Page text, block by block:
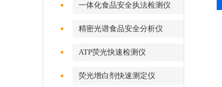
一体化食品安全执法检测仪
精密光谱食品安全分析仪
ATP荧光快速检测仪
荧光增白剂快速测定仪